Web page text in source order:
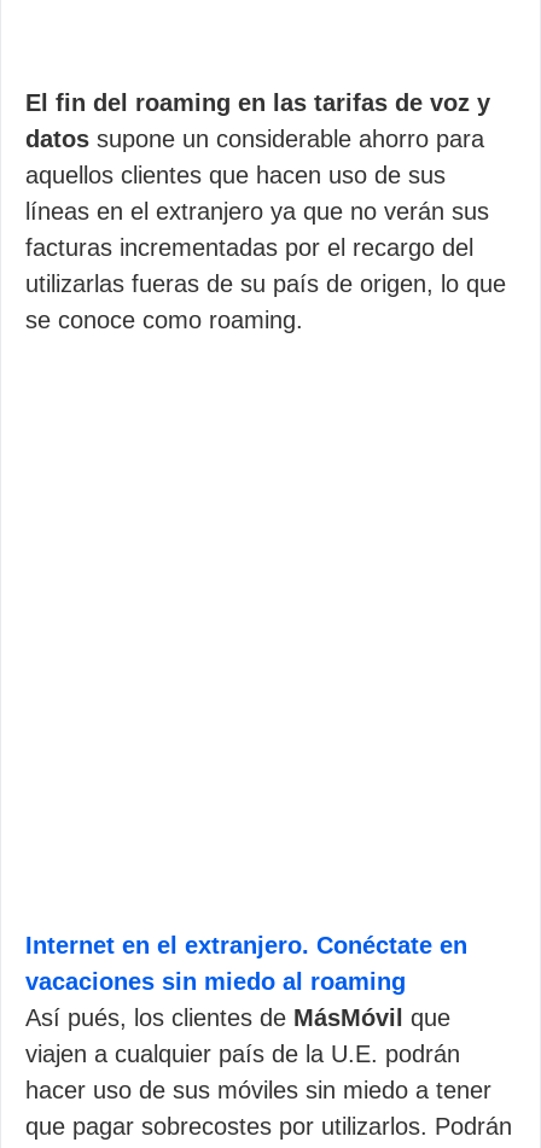
El fin del roaming en las tarifas de voz y
datos supone un considerable ahorro para
aquellos clientes que hacen uso de sus
líneas en el extranjero ya que no verán sus
facturas incrementadas por el recargo del
utilizarlas fueras de su país de origen, lo que
se conoce como roaming.
Internet en el extranjero. Conéctate en
vacaciones sin miedo al roaming
Así pués, los clientes de MásMóvil que
viajen a cualquier país de la U.E. podrán
hacer uso de sus móviles sin miedo a tener
que pagar sobrecostes por utilizarlos. Podrán